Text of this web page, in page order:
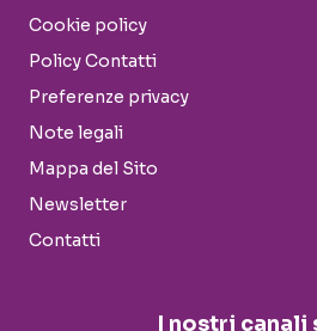
Cookie policy
Policy Contatti
Preferenze privacy
Note legali
Mappa del Sito
Newsletter
Contatti
I nostri canali